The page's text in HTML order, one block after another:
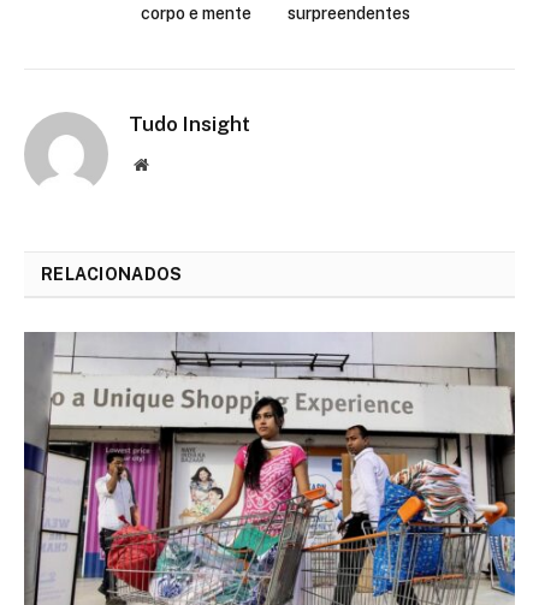
corpo e mente
surpreendentes
Tudo Insight
Website
RELACIONADOS